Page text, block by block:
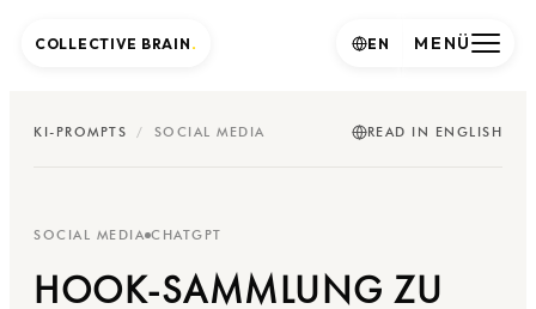
KI-PROMPTS / SOCIAL MEDIA READ IN ENGLISH
SOCIAL MEDIA CHATGPT
HOOK-SAMMLUNG ZU
COLLECTIVE BRAIN . MENÜ
EN